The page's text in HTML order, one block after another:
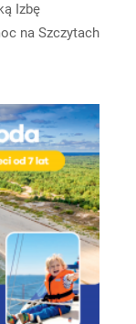
Izbę
na Szczytach